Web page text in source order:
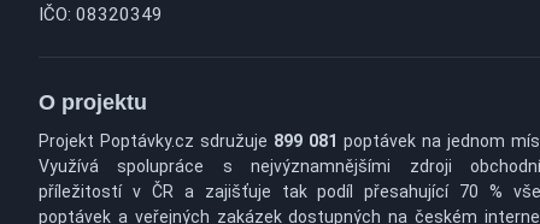
IČO: 08320349
O projektu
Projekt Poptávky.cz sdružuje 899 081 poptávek na jednom
Využívá spolupráce s nejvýznamnějšími zdroji
příležitostí v ČR a zajišťuje tak podíl přesahující 70 %
poptávek a veřejných zakázek dostupných na českém